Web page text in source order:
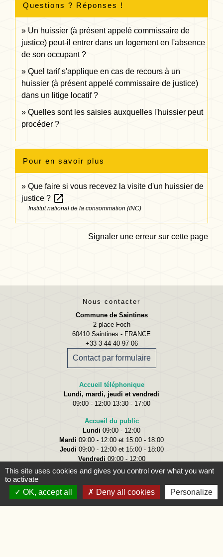
Questions ? Réponses !
Un huissier (à présent appelé commissaire de
justice) peut-il entrer dans un logement en l'absence
de son occupant ?
Quel tarif s'applique en cas de recours à un
huissier (à présent appelé commissaire de justice)
dans un litige locatif ?
Quelles sont les saisies auxquelles l'huissier peut
procéder ?
Pour en savoir plus
Que faire si vous recevez la visite d'un huissier de
justice ? open_in_new
Institut national de la consommation (INC)
Signaler une erreur sur cette page
Nous contacter
Commune de Saintines
2 place Foch
60410 Saintines - FRANCE
+33 3 44 40 97 06
Contact par formulaire
Accueil téléphonique
Lundi, mardi, jeudi et vendredi
09:00 - 12:00 13:30 - 17:00
Accueil du public
Lundi 09:00 - 12:00
Mardi 09:00 - 12:00 et 15:00 - 18:00
Jeudi 09:00 - 12:00 et 15:00 - 18:00
Vendredi 09:00 - 12:00
This site uses cookies and gives you control over what you want
to activate
OK, accept all
Deny all cookies Personalize